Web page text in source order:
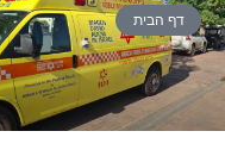
דף הבית